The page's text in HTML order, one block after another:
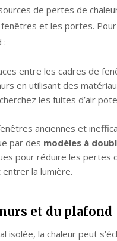
de pertes de
et les portes.
:
entre les cadres de
en utilisant des
les fuites d’air
anciennes et
par des modèles à
pour réduire les pertes
la lumière.
et du plafond
isolée, la chaleur peut